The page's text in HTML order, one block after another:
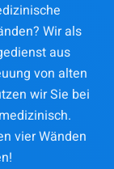
Wir als
aus
von alten
wir Sie bei
vier Wänden